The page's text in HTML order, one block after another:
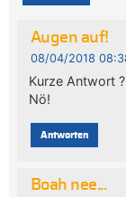
Augen auf!
08/04/2018
Kurze Antwort ?
Nö!
Antworten
Boah nee...